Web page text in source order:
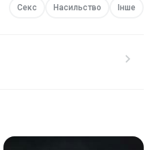
Секс Насильство Інше